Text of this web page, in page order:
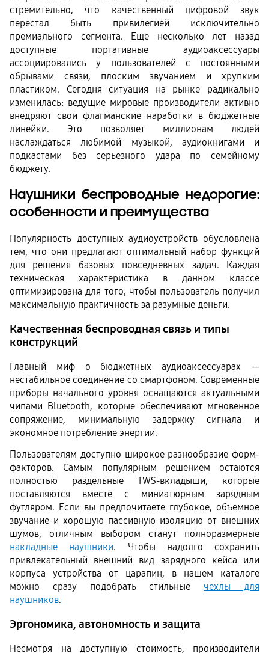
стремительно, что качественный цифровой звук
перестал быть привилегией исключительно
премиального сегмента. Еще несколько лет назад
доступные портативные аудиоаксессуары
ассоциировались у пользователей с постоянными
обрывами связи, плоским звучанием и хрупким
пластиком. Сегодня ситуация на рынке радикально
изменилась: ведущие мировые производители активно
внедряют свои флагманские наработки в бюджетные
линейки. Это позволяет миллионам людей
наслаждаться любимой музыкой, аудиокнигами и
подкастами без серьезного удара по семейному
бюджету.
Наушники беспроводные недорогие:
особенности и преимущества
Популярность доступных аудиоустройств обусловлена
тем, что они предлагают оптимальный набор функций
для решения базовых повседневных задач. Каждая
техническая характеристика в данном классе
оптимизирована для того, чтобы пользователь получил
максимальную практичность за разумные деньги.
Качественная беспроводная связь и типы
конструкций
Главный миф о бюджетных аудиоаксессуарах —
нестабильное соединение со смартфоном. Современные
приборы начального уровня оснащаются актуальными
чипами Bluetooth, которые обеспечивают мгновенное
сопряжение, минимальную задержку сигнала и
экономное потребление энергии.
Пользователям доступно широкое разнообразие форм-
факторов. Самым популярным решением остаются
полностью раздельные TWS-вкладыши, которые
поставляются вместе с миниатюрным зарядным
футляром. Если вы предпочитаете глубокое, объемное
звучание и хорошую пассивную изоляцию от внешних
накладные наушники. Чтобы надолго сохранить
привлекательный внешний вид зарядного кейса или
корпуса устройства от царапин, в нашем каталоге
можно сразу подобрать стильные чехлы для
наушников.
Эргономика, автономность и защита
Несмотря на доступную стоимость, производители